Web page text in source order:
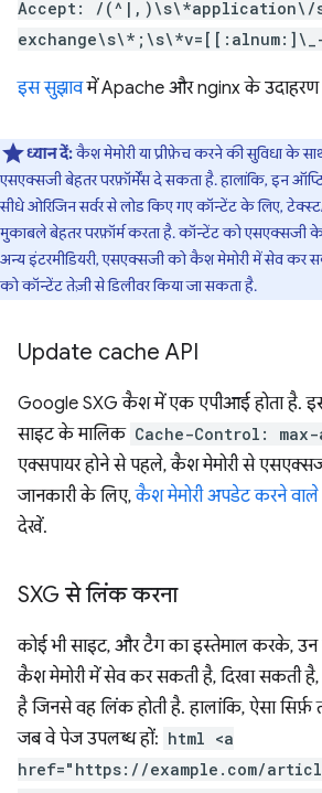
Accept: /(^|,)\s\*application\/
इस सुझावमें Apache और nginx के उदाहरण
ध्यान दें:कैश मेमोरी या प्रीफ़ेच करने की सुविधा के
एसएक्सजी बेहतर परफ़ॉर्मेंस दे सकता है. हालांकि, इन
सीधे ओरिजिन सर्वर से लोड किए गए कॉन्टेंट के लिए,
मुकाबले बेहतर परफ़ॉर्म करता है. कॉन्टेंट को एसएक्सजी के
अन्य इंटरमीडियरी, एसएक्सजी को कैश मेमोरी में सेव कर
को कॉन्टेंट तेज़ी से डिलीवर किया जा सकता है.
Update cache API
Google SXG कैश में एक एपीआई होता है.
साइट के मालिक Cache-Control: max-
एक्सपायर होने से पहले, कैश मेमोरी से
जानकारी के लिए,कैश मेमोरी अपडेट करने
देखें.
SXG से लिंक करना
कोई भी साइट, औरटैग का इस्तेमाल करके,
कैश मेमोरी में सेव कर सकती है, दिखा सकती
है जिनसे वह लिंक होती है. हालांकि, ऐसा
जब वे पेज उपलब्ध हों: html <a
href="https://example.com/